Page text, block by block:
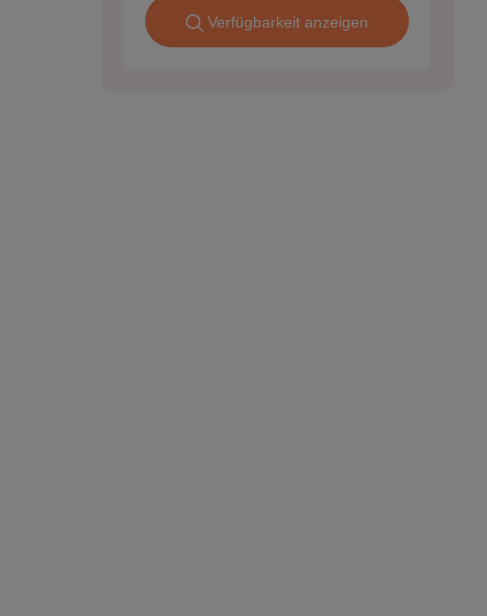
Verfügbarkeit anzeigen